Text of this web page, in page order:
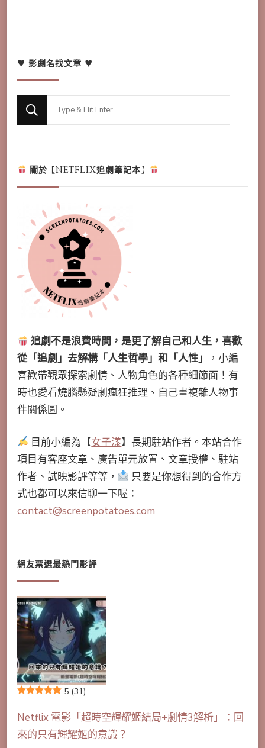
♥ 影劇名找文章 ♥
Looking
關於【NETFLIX追劇筆記本】
追劇不是浪費時間，是更了解自己和人生，喜歡
從「追劇」去解構「人生哲學」和「人性」
，小編
喜歡帶觀眾探索劇情、人物角色的各種細節面！有
時也愛看燒腦懸疑劇瘋狂推理、自己畫複雜人物事
件關係圖。
目前小編為【女子漾】長期駐站作者。本站合作
項目有客座文章、廣告單元放置、文章授權、駐站
作者、試映影評等等，
只要是你想得到的合作方
式也都可以來信聊一下喔：
contact@screenpotatoes.com
網友票選最熱門影評
5 (31)
Netflix 電影「超時空輝耀姬結局+劇情3解析」：回
來的只有輝耀姬的意識？